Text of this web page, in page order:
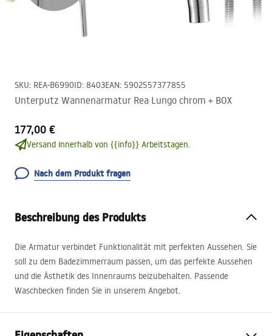
SKU: REA-B6990ID: 8403EAN: 5902557377855
Unterputz Wannenarmatur Rea Lungo chrom + BOX
177,00 €
Versand innerhalb von {{info}} Arbeitstagen.
Nach dem Produkt fragen
Beschreibung des Produkts
Die Armatur verbindet Funktionalität mit perfekten Aussehen. Sie
soll zu dem Badezimmerraum passen, um das perfekte Aussehen
und die Ästhetik des Innenraums beizubehalten. Passende
Waschbecken finden Sie in unserem Angebot.